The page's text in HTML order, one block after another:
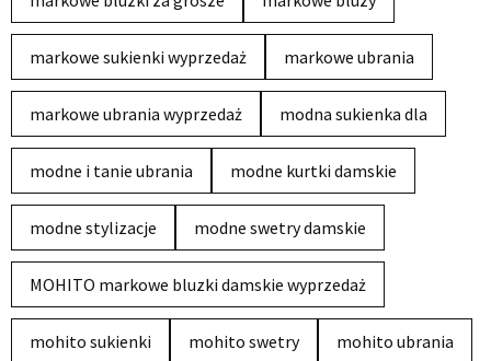
markowe sukienki wyprzedaż markowe ubrania
markowe ubrania wyprzedaż modna sukienka dla
modne i tanie ubrania modne kurtki damskie
modne stylizacje modne swetry damskie
MOHITO markowe bluzki damskie wyprzedaż
mohito sukienki mohito swetry mohito ubrania